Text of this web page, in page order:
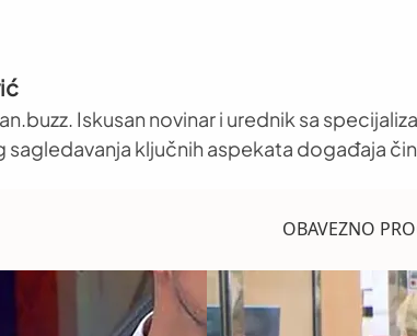
Iskusan novinar i urednik sa
ključnih aspekata događaja
OBAVEZNO